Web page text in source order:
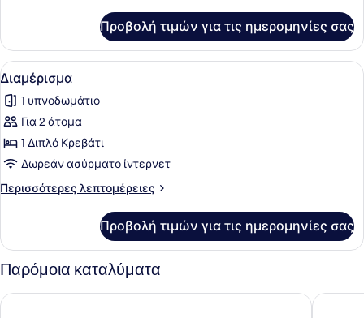
Προβολή τιμών για τις ημερομηνίες σας
Προβολή
όλων
των
φωτογραφιών
για
Διαμέρισμα
Ένα σύγχρονο υπνοδωμάτιο με
14
Διαμέρισμα
1 υπνοδωμάτιο
Για 2 άτομα
1 Διπλό Κρεβάτι
Δωρεάν ασύρματο ίντερνετ
Περισσότερες λεπτομέρειες
Περισσότερες
Προβολή τιμών για τις ημερομηνίες σας
Παρόμοια καταλύματα
Capital O Hotel Diez